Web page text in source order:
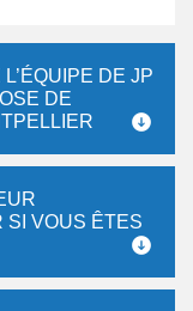
DE JP
DE
SI VOUS ÊTES